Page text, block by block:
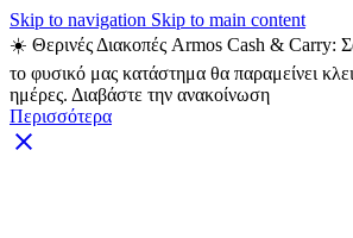
Skip to navigation Skip to main content
☀️ Θερινές Διακοπές Armos Cash & Carry:
το φυσικό μας κατάστημα θα παραμείνει
ημέρες. Διαβάστε την ανακοίνωση
Περισσότερα